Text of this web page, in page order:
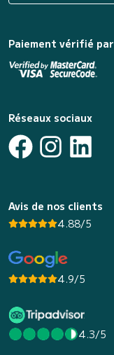
Paiement vérifié par
Réseaux sociaux
Avis de nos clients
4.88/5
4.9/5
4.3/5